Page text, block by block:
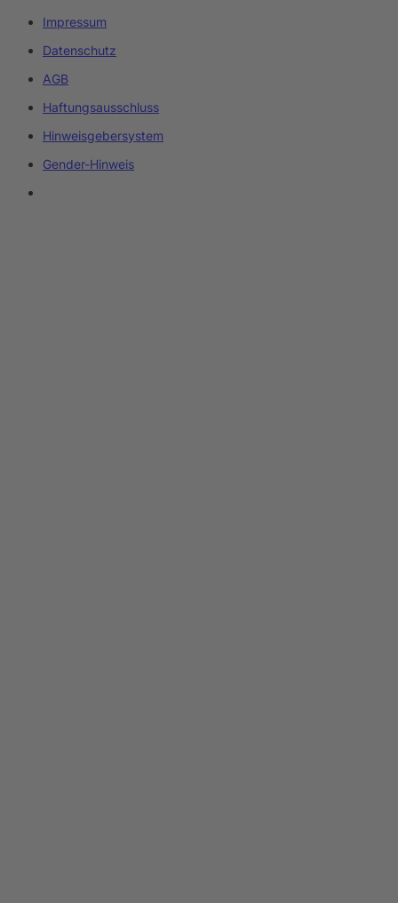
Impressum
Datenschutz
AGB
Haftungsausschluss
Hinweisgebersystem
Gender-Hinweis